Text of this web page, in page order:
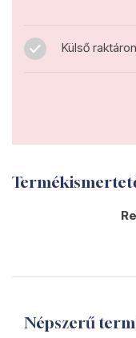
Külső raktáron
Népszerű